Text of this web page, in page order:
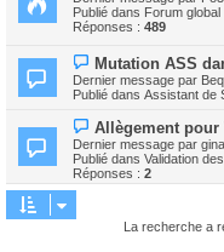
u
v
e
u
m
e
s
a
g
e
Publié dans Forum global
Réponses : 489
N
o
u
v
a
u
m
e
Mutation ASS
Dernier message par
Publié dans Assistant de
N
o
u
v
e
Allègement pour
Dernier message par gina
Publié dans Validation
Réponses : 2
La recherche a